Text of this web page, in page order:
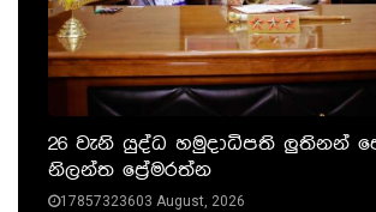
26 වැනි යුද්ධ හමුදාධිපති ලුතිනන්
නිලන්ත ප්‍රේමරත්න
17857323603 August, 2026